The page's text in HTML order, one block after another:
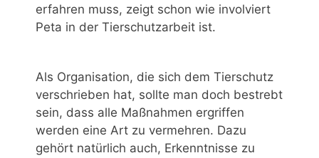
erfahren muss, zeigt schon wie involviert
Peta in der Tierschutzarbeit ist.
Als Organisation, die sich dem Tierschutz
verschrieben hat, sollte man doch bestrebt
sein, dass alle Maßnahmen ergriffen
werden eine Art zu vermehren. Dazu
gehört natürlich auch, Erkenntnisse zu